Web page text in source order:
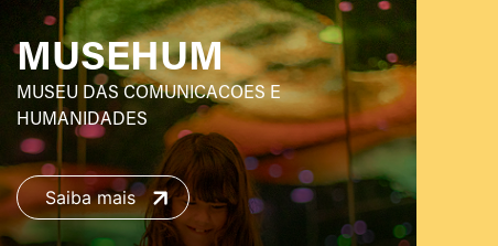
MUSEHUM
MUSEU DAS COMUNICACOES E
HUMANIDADES
Saiba mais